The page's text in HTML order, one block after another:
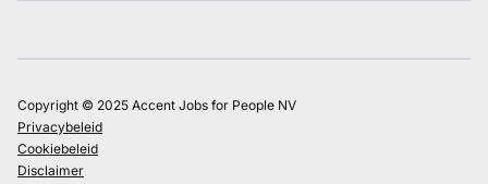
Copyright © 2025 Accent Jobs for People NV
Privacybeleid
Cookiebeleid
Disclaimer